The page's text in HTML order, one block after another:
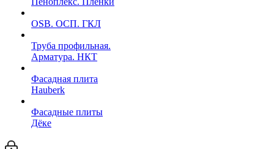
OSB. ОСП. ГКЛ
Труба профильная.
Арматура. НКТ
Фасадная плита
Hauberk
Фасадные плиты
Дёке